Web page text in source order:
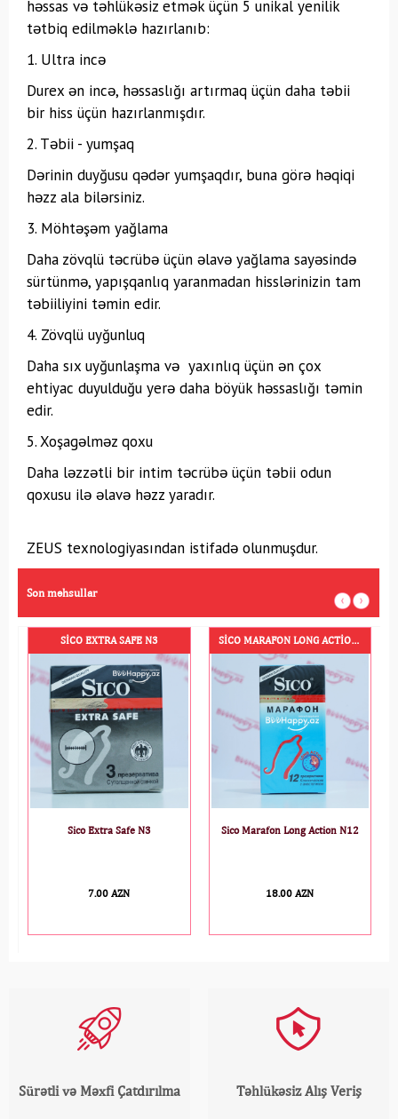
həssas və təhlükəsiz etmək üçün 5 unikal yenilik
tətbiq edilməklə hazırlanıb:
1. Ultra incə
Durex ən incə, həssaslığı artırmaq üçün daha təbii
bir hiss üçün hazırlanmışdır.
2. Təbii - yumşaq
Dərinin duyğusu qədər yumşaqdır, buna görə həqiqi
həzz ala bilərsiniz.
3. Möhtəşəm yağlama
Daha zövqlü təcrübə üçün əlavə yağlama sayəsində
sürtünmə, yapışqanlıq yaranmadan hisslərinizin tam
təbiiliyini təmin edir.
4. Zövqlü uyğunluq
Daha sıx uyğunlaşma və yaxınlıq üçün ən çox
ehtiyac duyulduğu yerə daha böyük həssaslığı təmin
edir.
5. Xoşagəlməz qoxu
Daha ləzzətli bir intim təcrübə üçün təbii odun
qoxusu ilə əlavə həzz yaradır.
ZEUS texnologiyasından istifadə olunmuşdur.
Son məhsullar
EXTRA SAFE N3
Sico Extra Safe N3
SICO MARAFON LONG ACTION N12
Sico Marafon Long Action N12
Sürətli və Məxfi Çatdırılma Təhlükəsiz Alış Veriş